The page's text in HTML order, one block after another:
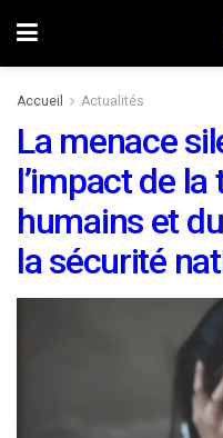
Accueil Actualités
La menace
l’impact de
humains et
la sécurité